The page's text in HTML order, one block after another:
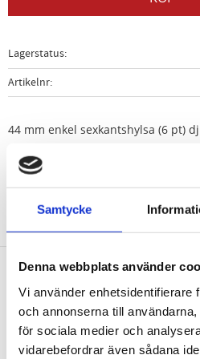
Samtycke
Denna webbplats använder
Vi använder enhetsidentifierare
och annonserna till
för sociala medier och
vidarebefordrar även sådana
Lagerstatus
Artikelnr
44 mm enkel sexkantshylsa (6 pt)